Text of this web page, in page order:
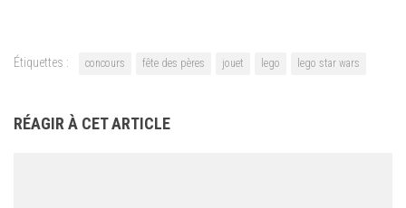
Étiquettes : concours fête des pères jouet lego lego star wars
RÉAGIR À CET ARTICLE